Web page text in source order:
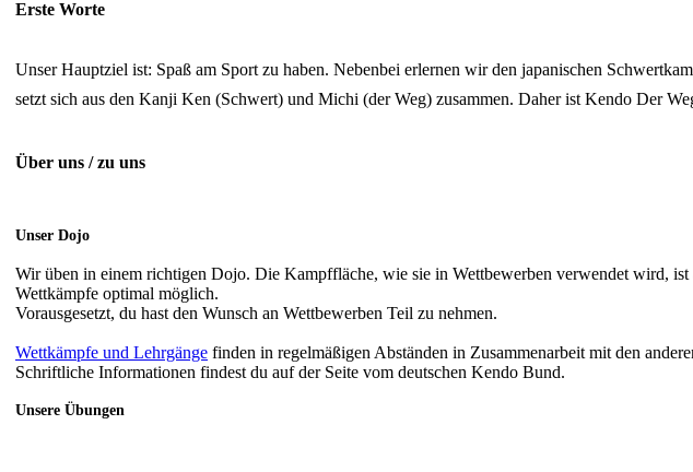
Erste Worte
Unser Hauptziel ist: Spaß am Sport zu haben. Nebenbei erlernen wir den japanischen
setzt sich aus den Kanji Ken (Schwert) und Michi (der Weg) zusammen. Daher ist Kendo Der
Über uns / zu uns
Unser Dojo
Wir üben in einem richtigen Dojo. Die Kampffläche, wie sie in Wettbewerben verwendet wird,
Wettkämpfe optimal möglich.
Vorausgesetzt, du hast den Wunsch an Wettbewerben Teil zu nehmen.
Wettkämpfe und Lehrgänge finden in regelmäßigen Abständen in Zusammenarbeit mit den
Schriftliche Informationen findest du auf der Seite vom deutschen Kendo Bund.
Unsere Übungen